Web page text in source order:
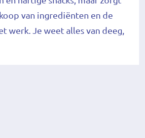
van ingrediënten en de
werk. Je weet alles van deeg,